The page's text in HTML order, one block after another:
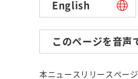
English
このページを音声
本ニュースリリースペー